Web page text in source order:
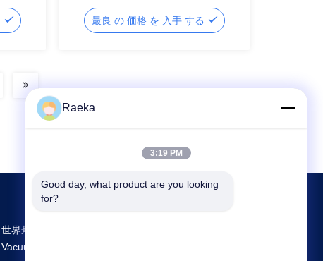
ングの白い色
最良 の 価格 を 入手 する
世界最大規模の研究開発と生産 Rotary Vane
Vacuum Pump 中国のサプライヤー
Raeka
3:19 PM
Good day, what product are you looking
for?